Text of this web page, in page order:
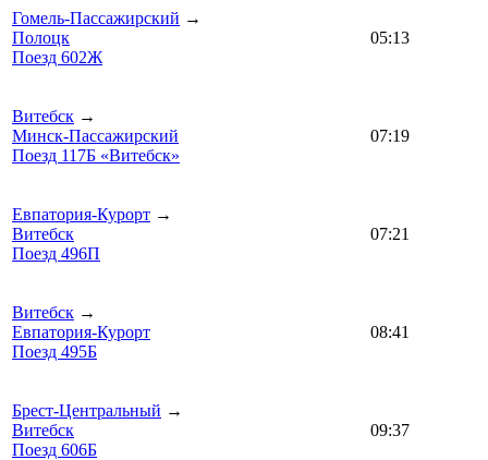
Гомель-Пассажирский →
Полоцк
Поезд 602Ж
05:13
Витебск →
Минск-Пассажирский
Поезд 117Б «Витебск»
07:19
Евпатория-Курорт →
Витебск
Поезд 496П
07:21
Витебск →
Евпатория-Курорт
Поезд 495Б
08:41
Брест-Центральный →
Витебск
Поезд 606Б
09:37